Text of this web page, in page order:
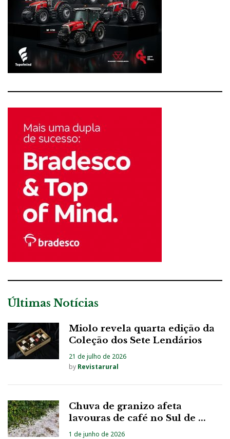
Últimas Notícias
Miolo revela quarta edição da
Coleção dos Sete Lendários
21 de julho de 2026
by Revistarural
Chuva de granizo afeta
lavouras de café no Sul de ...
1 de junho de 2026